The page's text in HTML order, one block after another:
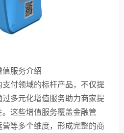
值服务介绍
付领域的标杆产品，不仅提
多元化增值服务助力商家提
这些增值服务覆盖金融管
等多个维度，形成完整的商